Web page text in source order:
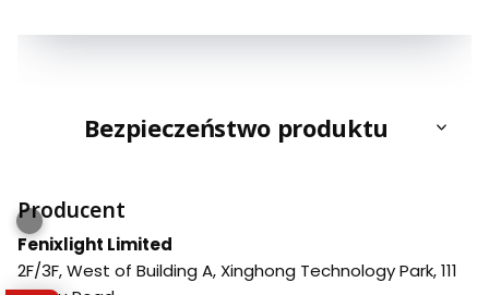
Bezpieczeństwo produktu
Producent
Fenixlight Limited
2F/3F, West of Building A, Xinghong Technology Park, 111